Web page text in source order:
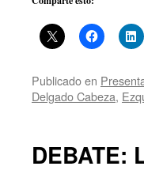
Publicado en
Delgado Cabeza,
DEBATE: